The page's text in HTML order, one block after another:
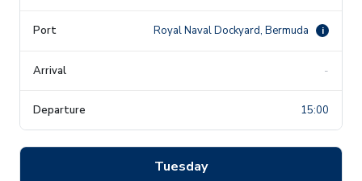
Royal Naval Dockyard, Bermuda i
-
15:00
Tuesday